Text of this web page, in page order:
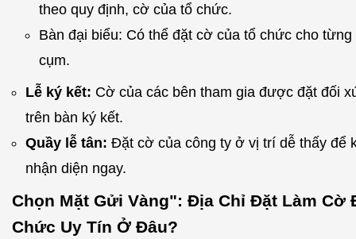
theo quy định, cờ của tổ chức.
Bàn đại biểu: Có thể đặt cờ của tổ chức cho
cụm.
Lễ ký kết: Cờ của các bên tham gia được đặt đối
trên bàn ký kết.
Quầy lễ tân: Đặt cờ của công ty ở vị trí dễ thấy để
nhận diện ngay.
Chọn Mặt Gửi Vàng": Địa Chỉ Đặt Làm Cờ
Chức Uy Tín Ở Đâu?